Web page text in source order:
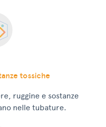
tossiche
ruggine e sostanze
nelle tubature.